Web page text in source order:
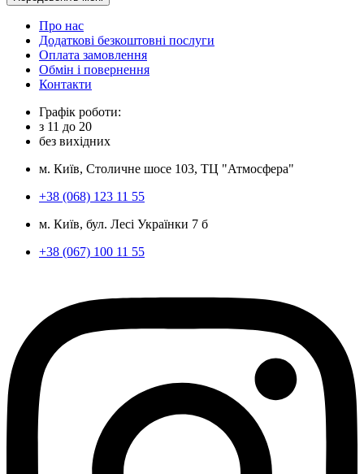
Про нас
Додаткові безкоштовні послуги
Оплата замовлення
Обмін і повернення
Контакти
Графік роботи:
з 11 до 20
без вихідних
м. Київ, Столичне шосе 103, ТЦ "Атмосфера"
+38 (068) 123 11 55
м. Київ, бул. Лесі Українки 7 б
+38 (067) 100 11 55